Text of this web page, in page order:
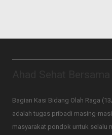
Bagian Kasi Bidang Olah Raga
adalah tugas pribadi masing-
masyarakat pondok untuk selalu